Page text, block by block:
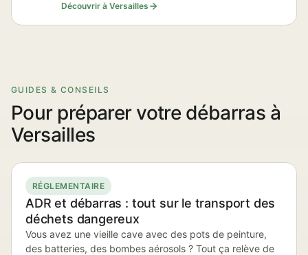
Découvrir à Versailles
GUIDES & CONSEILS
Pour préparer votre débarras à
Versailles
RÉGLEMENTAIRE
ADR et débarras : tout sur le transport des
déchets dangereux
Vous avez une vieille cave avec des pots de peinture,
des batteries, des bombes aérosols ? Tout ça relève de